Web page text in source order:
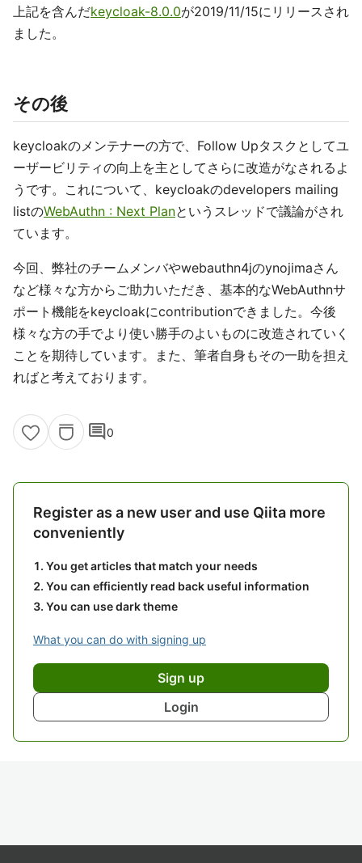
上記を含んだkeycloak-8.0.0が2019/11/15にリリースされ
ました。
その後
keycloakのメンテナーの方で、Follow Upタスクとしてユ
ーザービリティの向上を主としてさらに改造がなされるよ
うです。これについて、keycloakのdevelopers mailing
listのWebAuthn : Next Planというスレッドで議論がされ
ています。
今回、弊社のチームメンバやwebauthn4jのynojimaさん
など様々な方からご助力いただき、基本的なWebAuthnサ
ポート機能をkeycloakにcontributionできました。今後
様々な方の手でより使い勝手のよいものに改造されていく
ことを期待しています。また、筆者自身もその一助を担え
ればと考えております。
comment0
Register as a new user and use Qiita more
conveniently
You get articles that match your needs
You can efficiently read back useful information
You can use dark theme
What you can do with signing up
Sign up
Login